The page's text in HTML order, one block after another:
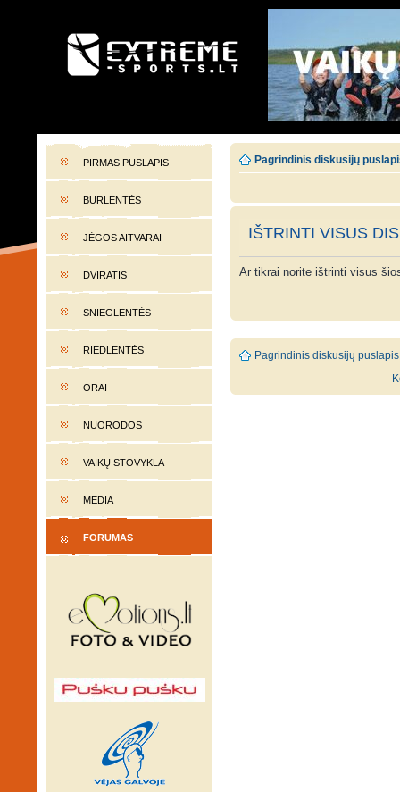
EXTREME-SPORTS.LT
PIRMAS PUSLAPIS
BURLENTĖS
JĖGOS AITVARAI
DVIRATIS
SNIEGLENTĖS
RIEDLENTĖS
ORAI
NUORODOS
VAIKŲ STOVYKLA
MEDIA
FORUMAS
Pagrindinis diskusijų
IŠTRINTI VISUS
Ar tikrai norite ištrinti visus
Pagrindinis diskusijų puslapis